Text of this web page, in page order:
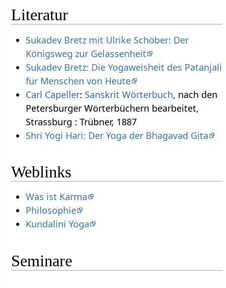
Literatur
Sukadev Bretz mit Ulrike Schöber: Der
Königsweg zur Gelassenheit
Sukadev Bretz: Die Yogaweisheit des Patanjali
für Menschen von Heute
Carl Capeller: Sanskrit Wörterbuch, nach den
Petersburger Wörterbüchern bearbeitet,
Strassburg : Trübner, 1887
Shri Yogi Hari: Der Yoga der Bhagavad Gita
Weblinks
Was ist Karma
Philosophie
Kundalini Yoga
Seminare